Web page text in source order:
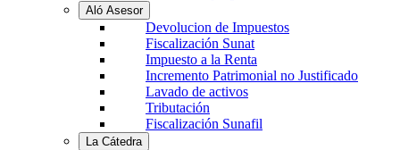
Aló Asesor
Devolucion de Impuestos
Fiscalización Sunat
Impuesto a la Renta
Incremento Patrimonial no Justificado
Lavado de activos
Tributación
Fiscalización Sunafil
La Cátedra